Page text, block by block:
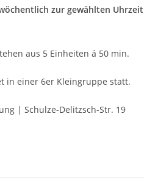
zur gewählten Uhrzeit
aus 5 Einheiten á 50 min.
in einer 6er Kleingruppe statt.
| Schulze-Delitzsch-Str. 19